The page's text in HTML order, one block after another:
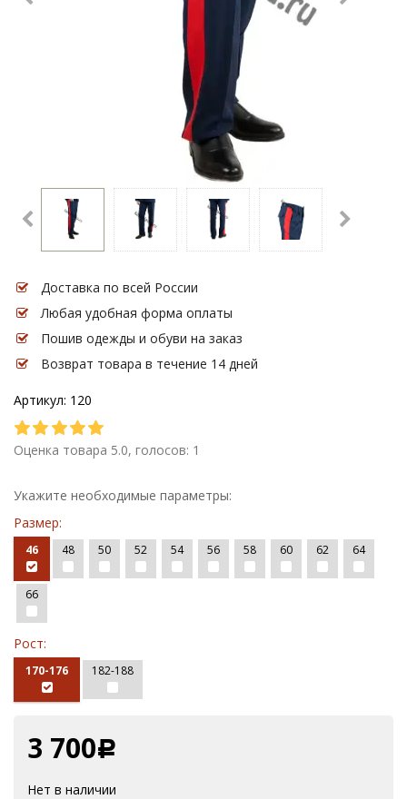
Доставка по всей России
Любая удобная форма оплаты
Пошив одежды и обуви на заказ
Возврат товара в течение 14 дней
Артикул: 120
Оценка товара 5.0, голосов: 1
Укажите необходимые параметры:
Размер:
46 48 50 52 54 56 58 60 62 64
66
Рост:
170-176 182-188
3 700Р
Нет в наличии